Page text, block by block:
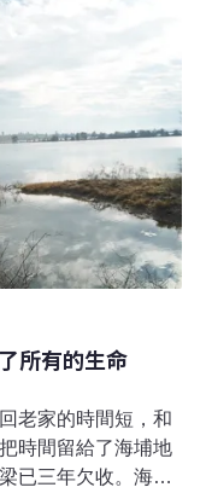
、葉片多毛的物
（Cotoneaster
少比其他灌木高出
差異。「在短短7
集灌木可清除汽車
薩說。她說，舖
繁忙道路上的灌
所有的生命
老家的時間短，和
時間留給了海埔地
已三年欠收。海埔